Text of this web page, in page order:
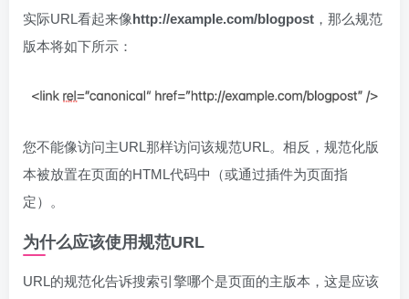
实际URL看起来像http://example.com/blogpost ，那么规范
版本将如下所示：
您不能像访问主URL那样访问该规范URL。相反，规范化版
本被放置在页面的HTML代码中（或通过插件为页面指
定）。
为什么应该使用规范URL
URL的规范化告诉搜索引擎哪个是页面的主版本，这是应该